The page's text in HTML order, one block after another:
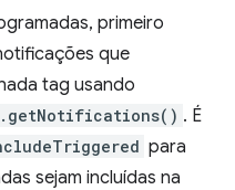
primeiro
que
tag usando
. É
para
sejam incluídas na